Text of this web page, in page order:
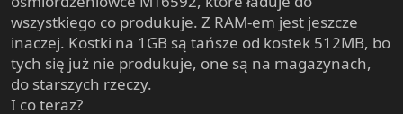
wszystkiego co produkuje. Z RAM-em jest jeszcze
inaczej. Kostki na 1GB są tańsze od kostek 512MB, bo
tych się już nie produkuje, one są na magazynach,
do starszych rzeczy.
I co teraz?